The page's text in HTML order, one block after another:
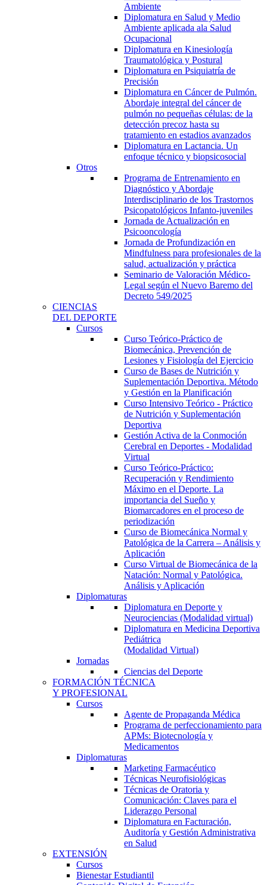
Ambiente
Diplomatura en Salud y Medio
Ambiente aplicada ala Salud
Ocupacional
Diplomatura en Kinesiología
Traumatológica y Postural
Diplomatura en Psiquiatría de
Precisión
Diplomatura en Cáncer de Pulmón.
Abordaje integral del cáncer de
pulmón no pequeñas células: de la
detección precoz hasta su
tratamiento en estadios avanzados
Diplomatura en Lactancia. Un
enfoque técnico y biopsicosocial
Otros
Programa de Entrenamiento en
Diagnóstico y Abordaje
Interdisciplinario de los Trastornos
Psicopatológicos Infanto-juveniles
Jornada de Actualización en
Psicooncología
Jornada de Profundización en
Mindfulness para profesionales de la
salud, actualización y práctica
Seminario de Valoración Médico-
Legal según el Nuevo Baremo del
Decreto 549/2025
CIENCIAS
DEL DEPORTE
Cursos
Curso Teórico-Práctico de
Biomecánica, Prevención de
Lesiones y Fisiología del Ejercicio
Curso de Bases de Nutrición y
Suplementación Deportiva. Método
y Gestión en la Planificación
Curso Intensivo Teórico - Práctico
de Nutrición y Suplementación
Deportiva
Gestión Activa de la Conmoción
Cerebral en Deportes - Modalidad
Virtual
Curso Teórico-Práctico:
Recuperación y Rendimiento
Máximo en el Deporte. La
importancia del Sueño y
Biomarcadores en el proceso de
periodización
Curso de Biomecánica Normal y
Patológica de la Carrera – Análisis y
Aplicación
Curso Virtual de Biomecánica de la
Natación: Normal y Patológica.
Análisis y Aplicación
Diplomaturas
Diplomatura en Deporte y
Neurociencias (Modalidad virtual)
Diplomatura en Medicina Deportiva
Pediátrica
(Modalidad Virtual)
Jornadas
Ciencias del Deporte
FORMACIÓN TÉCNICA
Y PROFESIONAL
Cursos
Agente de Propaganda Médica
Programa de perfeccionamiento para
APMs: Biotecnología y
Medicamentos
Diplomaturas
Marketing Farmacéutico
Técnicas Neurofisiológicas
Técnicas de Oratoria y
Comunicación: Claves para el
Liderazgo Personal
Diplomatura en Facturación,
Auditoría y Gestión Administrativa
en Salud
EXTENSIÓN
Cursos
Bienestar Estudiantil